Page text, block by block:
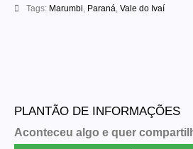
Tags: Marumbi Paraná Vale do Ivaí
PLANTÃO DE INFORMAÇÕES
Aconteceu algo e quer